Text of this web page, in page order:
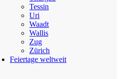
Tessin
Uri
Waadt
Wallis
Zug
Zürich
Feiertage weltweit